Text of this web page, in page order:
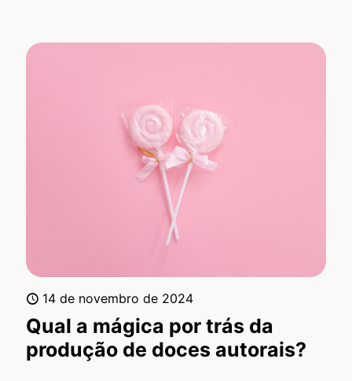
14 de novembro de 2024
Qual a mágica por trás da
produção de doces autorais?